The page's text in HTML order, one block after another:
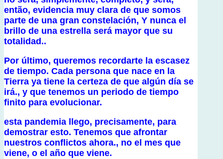
então, evidencia muy clara de que somos
parte de una gran constelación, Y nunca el
brillo de una estrella será mayor que su
totalidad..
Por último, queremos recordarte la escasez
de tiempo. Cada persona que nace en la
Tierra ya tiene la certeza de que algún día se
irá., y que tenemos un periodo de tiempo
finito para evolucionar.
esta pandemia llego, precisamente, para
demostrar esto. Tenemos que afrontar
nuestros conflictos ahora., no el mes que
viene, o el año que viene.